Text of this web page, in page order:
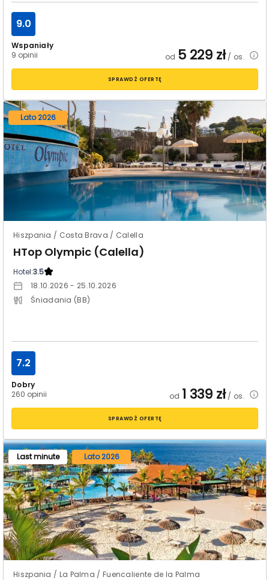
Wspaniały
9 opinii
9.0
od 5 229 zł/ os.
SPRAWDŹ OFERTĘ
Lato 2026
Hiszpania / Costa Brava / Calella
HTop Olympic (Calella)
Hotel:3.5
18.10.2026 - 25.10.2026
Śniadania (BB)
Dobry
260 opinii
7.2
od 1 339 zł/ os.
SPRAWDŹ OFERTĘ
Last minute Lato 2026
Hiszpania / La Palma / Fuencaliente de la Palma